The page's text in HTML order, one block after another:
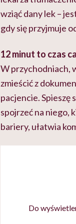
wziąć dany lek –
gdy się przyjmuje
12 minut to czas
W przychodniach,
zmieścić z
pacjencie. Spieszę
spojrzeć na niego,
bariery, ułatwia
Do